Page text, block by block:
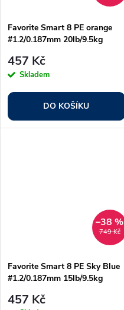
Favorite Smart 8 PE orange
#1.2/0.187mm 20lb/9.5kg
457 Kč
Skladem
DO KOŠÍKU
749 Kč
–38 %
Favorite Smart 8 PE Sky Blue
#1.2/0.187mm 15lb/9.5kg
457 Kč